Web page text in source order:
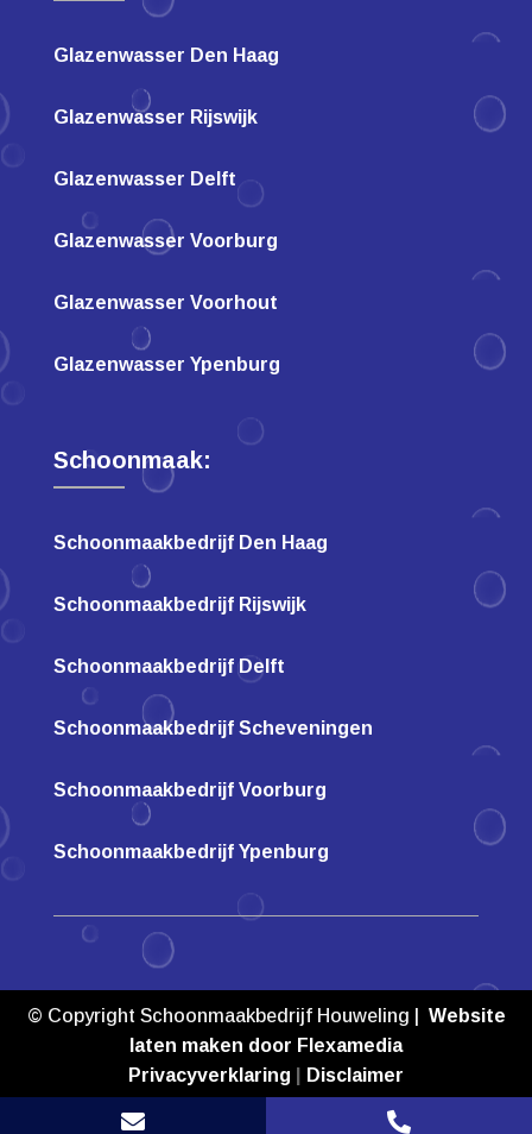
Glazenwasser Den Haag
Glazenwasser Rijswijk
Glazenwasser Delft
Glazenwasser Voorburg
Glazenwasser Voorhout
Glazenwasser Ypenburg
Schoonmaak:
Schoonmaakbedrijf Den Haag
Schoonmaakbedrijf Rijswijk
Schoonmaakbedrijf Delft
Schoonmaakbedrijf Scheveningen
Schoonmaakbedrijf Voorburg
Schoonmaakbedrijf Ypenburg
© Copyright Schoonmaakbedrijf Houweling | Website
laten maken door Flexamedia
Privacyverklaring
Disclaimer
 